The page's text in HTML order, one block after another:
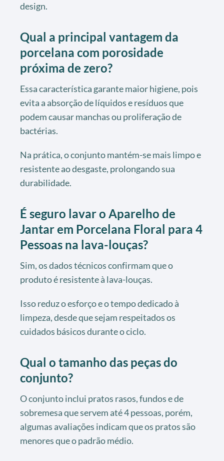
design.
Qual a principal vantagem da
porcelana com porosidade
próxima de zero?
Essa característica garante maior higiene, pois
evita a absorção de líquidos e resíduos que
podem causar manchas ou proliferação de
bactérias.
Na prática, o conjunto mantém-se mais limpo e
resistente ao desgaste, prolongando sua
durabilidade.
É seguro lavar o Aparelho de
Jantar em Porcelana Floral para 4
Pessoas na lava-louças?
Sim, os dados técnicos confirmam que o
produto é resistente à lava-louças.
Isso reduz o esforço e o tempo dedicado à
limpeza, desde que sejam respeitados os
cuidados básicos durante o ciclo.
Qual o tamanho das peças do
conjunto?
O conjunto inclui pratos rasos, fundos e de
sobremesa que servem até 4 pessoas, porém,
algumas avaliações indicam que os pratos são
menores que o padrão médio.